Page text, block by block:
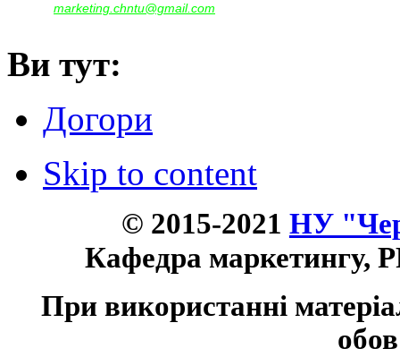
marketing.chntu@gmail.com
Ви тут:
Догори
Skip to content
© 2015-2021 НУ
Кафедра маркетингу,
При використанні